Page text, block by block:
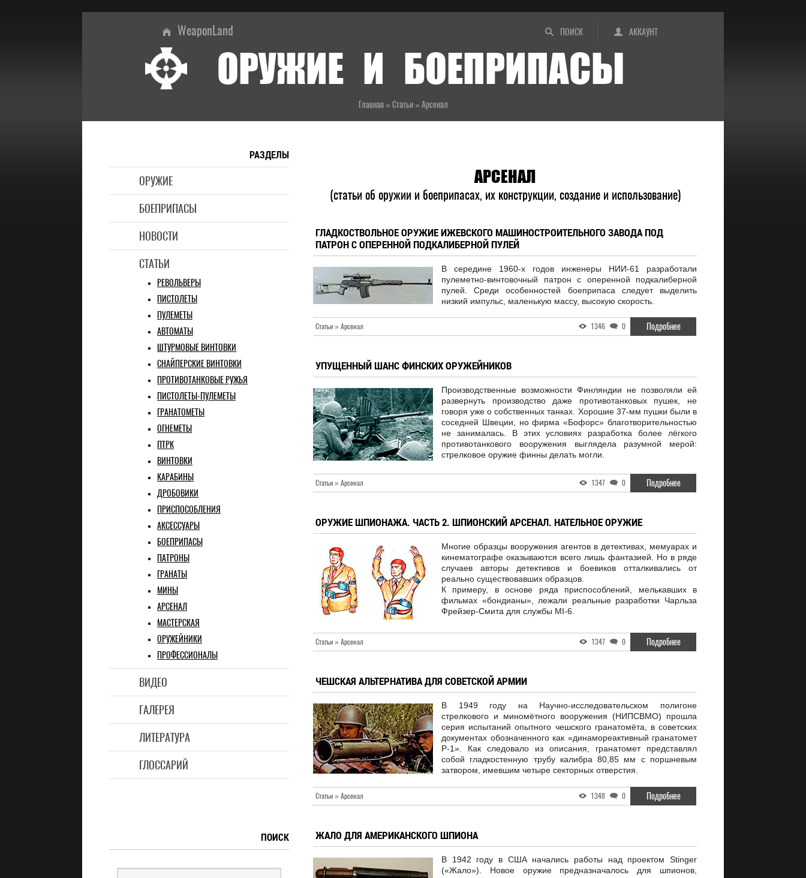
ПОИСК АККАУНТ
WeaponLand
ОРУЖИЕ И БОЕПРИПАСЫ
Главная» Статьи» Арсенал
РАЗДЕЛЫ
ОРУЖИЕ
БОЕПРИПАСЫ
НОВОСТИ
СТАТЬИ
РЕВОЛЬВЕРЫ
ПИСТОЛЕТЫ
ПУЛЕМЕТЫ
АВТОМАТЫ
ШТУРМОВЫЕ ВИНТОВКИ
СНАЙПЕРСКИЕ ВИНТОВКИ
ПРОТИВОТАНКОВЫЕ РУЖЬЯ
ПИСТОЛЕТЫ-ПУЛЕМЕТЫ
ГРАНАТОМЕТЫ
ОГНЕМЕТЫ
ПТРК
ВИНТОВКИ
КАРАБИНЫ
ДРОБОВИКИ
ПРИСПОСОБЛЕНИЯ
АКСЕССУАРЫ
БОЕПРИПАСЫ
ПАТРОНЫ
ГРАНАТЫ
МИНЫ
АРСЕНАЛ
МАСТЕРСКАЯ
ОРУЖЕЙНИКИ
ПРОФЕССИОНАЛЫ
ВИДЕО
ГАЛЕРЕЯ
ЛИТЕРАТУРА
ГЛОССАРИЙ
АРСЕНАЛ
(статьи об оружии и боеприпасах, их конструкции, создание и использование)
ГЛАДКОСТВОЛЬНОЕ ОРУЖИЕ ИЖЕВСКОГО МАШИНОСТРОИТЕЛЬНОГО ЗАВОДА ПОД
ПАТРОН С ОПЕРЕННОЙ ПОДКАЛИБЕРНОЙ ПУЛЕЙ
В середине 1960-х годов инженеры НИИ-61 разработали
пулеметно-винтовочный патрон с оперенной подкалиберной
пулей. Среди особенностей боеприпаса следует выделить
низкий импульс, маленькую массу, высокую скорость.
Статьи » Арсенал 1346 0 Подробнее
УПУЩЕННЫЙ ШАНС ФИНСКИХ ОРУЖЕЙНИКОВ
Производственные возможности Финляндии не позволяли ей
развернуть производство даже противотанковых пушек, не
говоря уже о собственных танках. Хорошие 37-мм пушки были в
соседней Швеции, но фирма «Бофорс» благотворительностью
не занималась. В этих условиях разработка более лёгкого
противотанкового вооружения выглядела разумной мерой:
стрелковое оружие финны делать могли.
Статьи » Арсенал 1347 0 Подробнее
ОРУЖИЕ ШПИОНАЖА. ЧАСТЬ 2. ШПИОНСКИЙ АРСЕНАЛ. НАТЕЛЬНОЕ ОРУЖИЕ
Многие образцы вооружения агентов в детективах, мемуарах и
кинематографе оказываются всего лишь фантазией. Но в ряде
случаев авторы детективов и боевиков отталкивались от
реально существовавших образцов.
К примеру, в основе ряда приспособлений, мелькавших в
фильмах «бондианы», лежали реальные разработки Чарльза
Фрейзер-Смита для службы MI-6.
Статьи » Арсенал 1347 0 Подробнее
ЧЕШСКАЯ АЛЬТЕРНАТИВА ДЛЯ СОВЕТСКОЙ АРМИИ
В 1949 году на Научно-исследовательском полигоне
стрелкового и миномётного вооружения (НИПСВМО) прошла
серия испытаний опытного чешского гранатомёта, в советских
документах обозначенного как «динамореактивный гранатомет
Р-1». Как следовало из описания, гранатомет представлял
собой гладкостенную трубу калибра 80,85 мм с поршневым
затвором, имевшим четыре секторных отверстия.
Статьи » Арсенал 1348 0 Подробнее
ЖАЛО ДЛЯ АМЕРИКАНСКОГО ШПИОНА
В 1942 году в США начались работы над проектом Stinger
(«Жало»). Новое оружие предназначалось для шпионов,
ПОИСК